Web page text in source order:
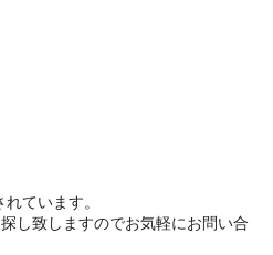
ています。
し致しますのでお気軽にお問い合